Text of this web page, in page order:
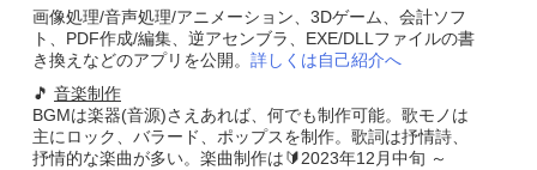
画像処理/音声処理/アニメーション、3Dゲーム、会計ソフ
ト、PDF作成/編集、逆アセンブラ、EXE/DLLファイルの書
き換えなどのアプリを公開。 詳しくは自己紹介へ
🎵 音楽制作
BGMは楽器(音源)さえあれば、何でも制作可能。歌モノは
主にロック、バラード、ポップスを制作。歌詞は抒情詩、
抒情的な楽曲が多い。楽曲制作は🔰2023年12月中旬 ～